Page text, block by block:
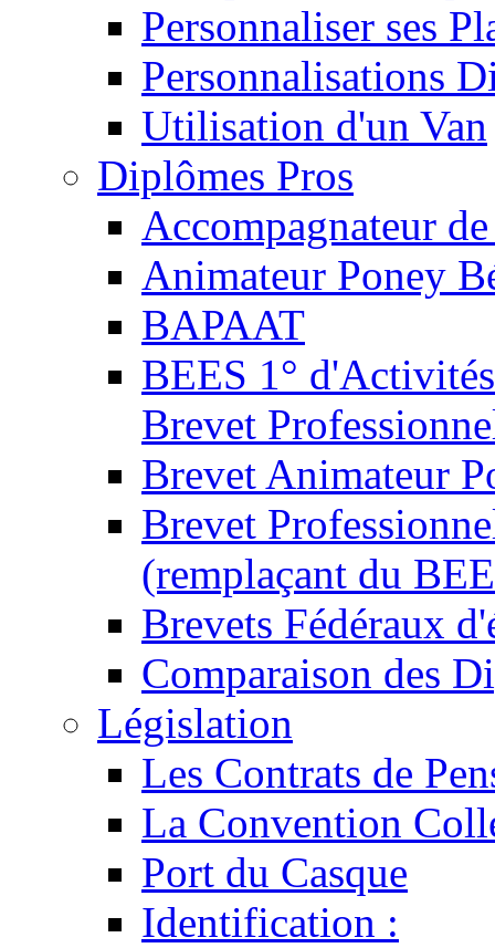
Personnaliser ses
Personnalisations
Utilisation d'un Van
Diplômes Pros
Accompagnateur
Animateur Poney
BAPAAT
BEES 1°
Brevet
Brevet Animateur
Brevet
(remplaçant du
Brevets Fédéraux
Comparaison des
Législation
Les Contrats de
La Convention
Port du Casque
Identification :